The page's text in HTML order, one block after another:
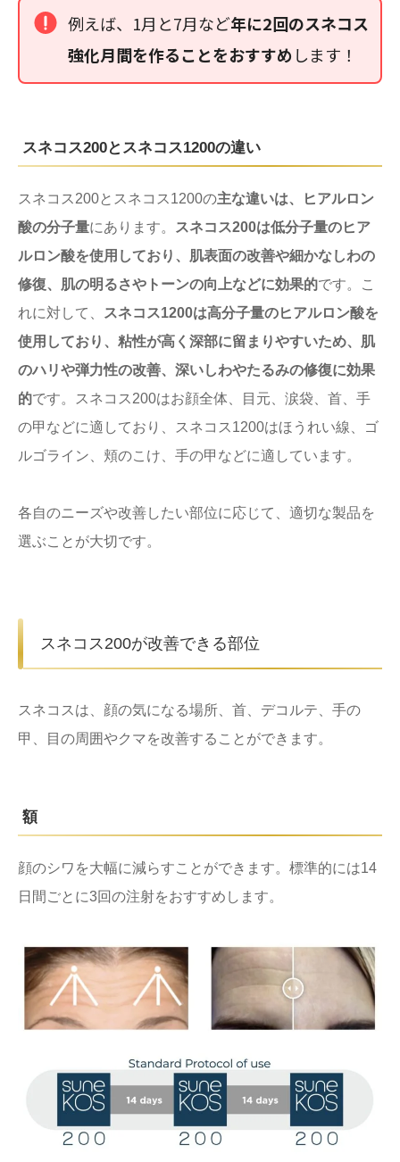
例えば、1月と7月など年に2回のスネコス
強化月間を作ることをおすすめします！
スネコス200とスネコス1200の違い
スネコス200とスネコス1200の主な違いは、ヒアルロン
酸の分子量にあります。
スネコス200は低分子量のヒア
ルロン酸を使用しており、肌表面の改善や細かなしわの
修復、肌の明るさやトーンの向上などに効果的です。こ
れに対して、
スネコス1200は高分子量のヒアルロン酸を
使用しており、粘性が高く深部に留まりやすいため、肌
のハリや弾力性の改善、深いしわやたるみの修復に効果
的です。スネコス200はお顔全体、目元、涙袋、首、手
の甲などに適しており、スネコス1200はほうれい線、ゴ
ルゴライン、頬のこけ、手の甲などに適しています。
各自のニーズや改善したい部位に応じて、適切な製品を
選ぶことが大切です。
スネコス200が改善できる部位
スネコスは、顔の気になる場所、首、デコルテ、手の
甲、目の周囲やクマを改善することができます。
額
顔のシワを大幅に減らすことができます。標準的には14
日間ごとに3回の注射をおすすめします。